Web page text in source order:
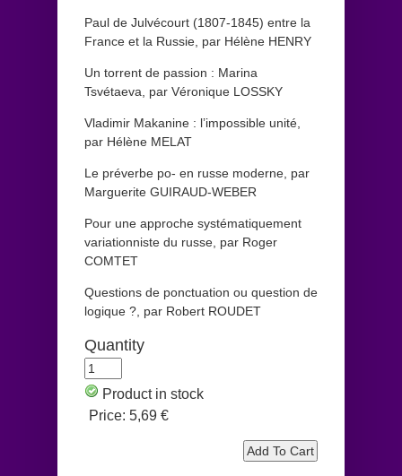
Paul de Julvécourt (1807-1845) entre la
France et la Russie, par Hélène HENRY
Un torrent de passion : Marina
Tsvétaeva, par Véronique LOSSKY
Vladimir Makanine : l’impossible unité,
par Hélène MELAT
Le préverbe po- en russe moderne, par
Marguerite GUIRAUD-WEBER
Pour une approche systématiquement
variationniste du russe, par Roger
COMTET
Questions de ponctuation ou question de
logique ?, par Robert ROUDET
Quantity
Product in stock
Price: 5,69 €